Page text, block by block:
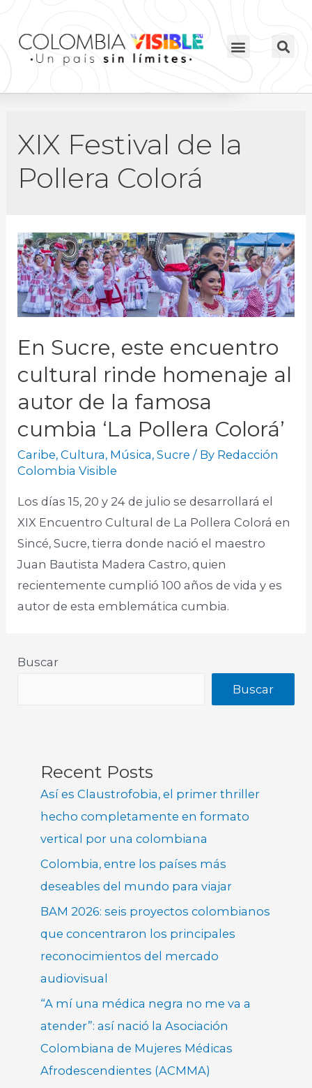
XIX Festival de la
Pollera Colorá
En Sucre, este encuentro
cultural rinde homenaje al
autor de la famosa
cumbia ‘La Pollera Colorá’
Caribe,Cultura, Música,Sucre / By Redacción
Colombia Visible
Los días 15, 20 y 24 de julio se desarrollará el
XIX Encuentro Cultural de La Pollera Colorá en
Sincé, Sucre, tierra donde nació el maestro
Juan Bautista Madera Castro, quien
recientemente cumplió 100 años de vida y es
autor de esta emblemática cumbia.
Buscar
Buscar
Recent Posts
Así es Claustrofobia, el primer thriller
hecho completamente en formato
vertical por una colombiana
Colombia, entre los países más
deseables del mundo para viajar
BAM 2026: seis proyectos colombianos
que concentraron los principales
reconocimientos del mercado
audiovisual
“A mí una médica negra no me va a
atender”: así nació la Asociación
Colombiana de Mujeres Médicas
Afrodescendientes (ACMMA)